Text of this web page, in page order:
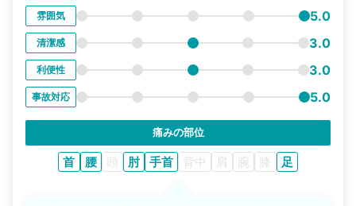
雰囲気 5.0
清潔感 3.0
利便性 3.0
事故対応 5.0
痛みの部位
首 腰 頭 肘 手首 背中 肩 腕 膝 足